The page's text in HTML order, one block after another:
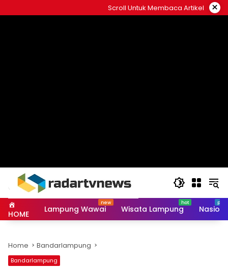
to
Scroll Untuk Membaca Artikel ×
HOME Lampung Wawai Wisata Lampung
Home Bandarlampung
Bandarlampung